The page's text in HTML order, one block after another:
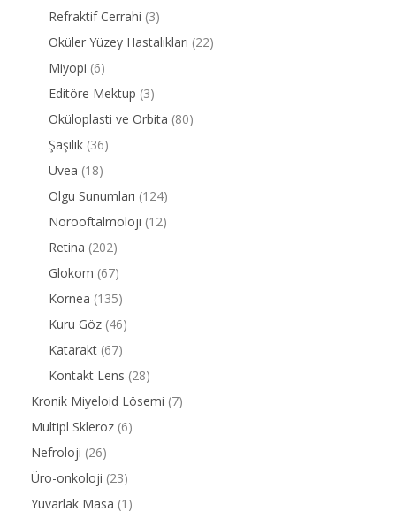
Refraktif Cerrahi (3)
Oküler Yüzey Hastalıkları (22)
Miyopi (6)
Editöre Mektup (3)
Oküloplasti ve Orbita (80)
Şaşılık (36)
Uvea (18)
Olgu Sunumları (124)
Nörooftalmoloji (12)
Retina (202)
Glokom (67)
Kornea (135)
Kuru Göz (46)
Katarakt (67)
Kontakt Lens (28)
Kronik Miyeloid Lösemi (7)
Multipl Skleroz (6)
Nefroloji (26)
Üro-onkoloji (23)
Yuvarlak Masa (1)